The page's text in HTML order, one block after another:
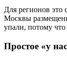
Для регионов это
Москвы
упали, потому
Простое «у